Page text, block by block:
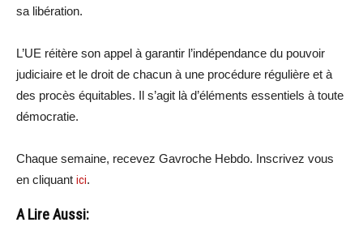
sa libération.
L’UE réitère son appel à garantir l’indépendance du pouvoir
judiciaire et le droit de chacun à une procédure régulière et à
des procès équitables. Il s’agit là d’éléments essentiels à toute
démocratie.
Chaque semaine, recevez Gavroche Hebdo. Inscrivez vous
en cliquant ici.
A Lire Aussi: